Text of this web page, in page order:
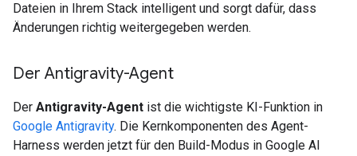
Dateien in Ihrem Stack intelligent und sorgt dafür, dass
Änderungen richtig weitergegeben werden.
Der Antigravity-Agent
Der Antigravity-Agent ist die wichtigste KI-Funktion in
Google Antigravity. Die Kernkomponenten des Agent-
Harness werden jetzt für den Build-Modus in Google AI